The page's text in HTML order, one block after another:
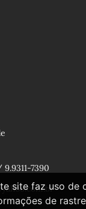
7390
site faz uso de
de